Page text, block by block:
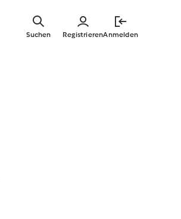
springen
RegistrierenAnmelden
Suchen